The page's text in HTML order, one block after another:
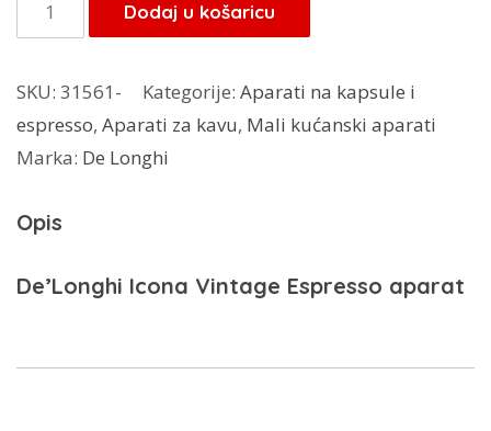
aparat
kavu
ECOV311.GR
količina
Dodaj u košaricu
SKU: 31561- Kategorije: Aparati na kapsule i
espresso, Aparati za kavu, Mali kućanski aparati
Marka: De Longhi
Opis
De’Longhi Icona Vintage Espresso aparat